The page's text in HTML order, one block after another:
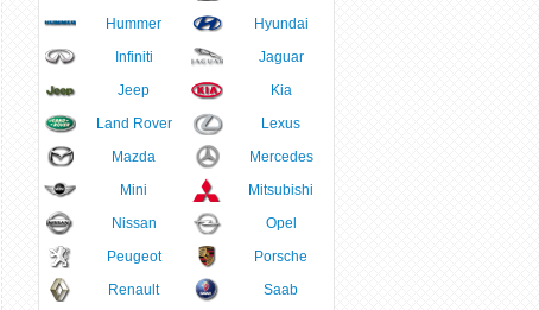
Hummer
Hyundai
Infiniti
Jaguar
Jeep
Kia
Land Rover
Lexus
Mazda
Mercedes
Mini
Mitsubishi
Nissan
Opel
Peugeot
Porsche
Renault
Saab